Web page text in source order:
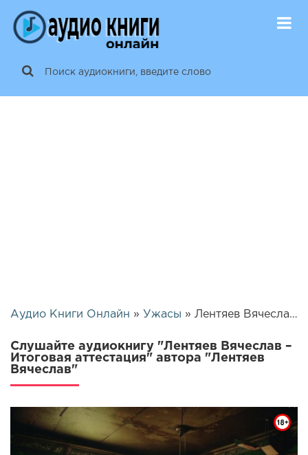
Аудио Книги Онлайн » Ужасы » Лентяев Вячеслав – Итоговая аттестация | 25609
Слушайте аудиокнигу "Лентяев Вячеслав –
Итоговая аттестация" автора "Лентяев
Вячеслав"